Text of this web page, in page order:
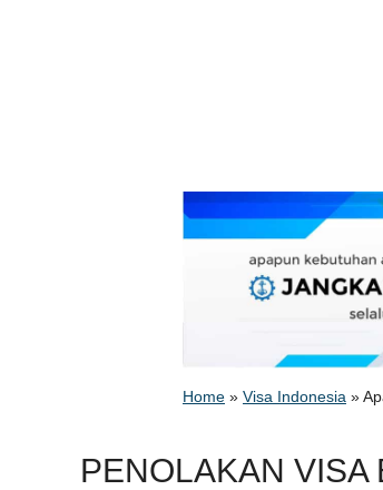
Home » Visa Indonesia »
PENOLAKAN